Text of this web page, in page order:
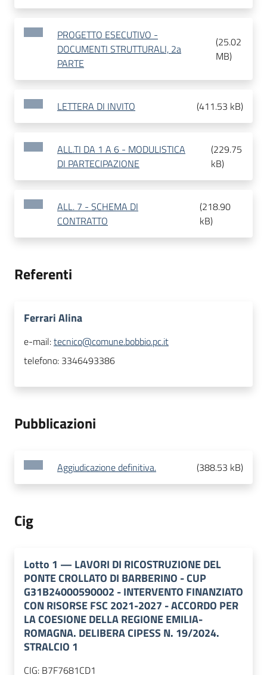
PROGETTO ESECUTIVO -
DOCUMENTI STRUTTURALI, 2a
PARTE
(25.02
MB)
LETTERA DI INVITO (411.53 kB)
ALL.TI DA 1 A 6 - MODULISTICA
DI PARTECIPAZIONE
(229.75
kB)
ALL. 7 - SCHEMA DI
CONTRATTO
(218.90
kB)
Referenti
Ferrari Alina
e-mail:tecnico@comune.bobbio.pc.it
telefono: 3346493386
Pubblicazioni
Aggiudicazione definitiva. (388.53 kB)
Cig
Lotto 1 — LAVORI DI RICOSTRUZIONE DEL
PONTE CROLLATO DI BARBERINO - CUP
G31B24000590002 - INTERVENTO FINANZIATO
CON RISORSE FSC 2021-2027 - ACCORDO PER
LA COESIONE DELLA REGIONE EMILIA-
ROMAGNA. DELIBERA CIPESS N. 19/2024.
STRALCIO 1
CIG: B7F7681CD1